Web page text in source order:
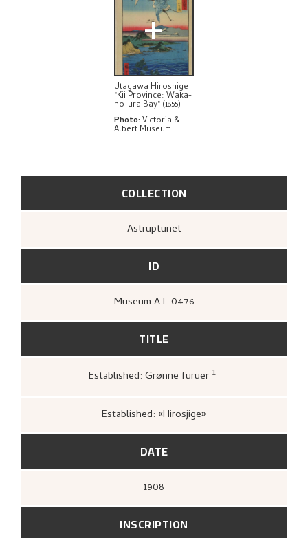
COLLECTION
Astruptunet
ID
Museum AT-0476
TITLE
Established: Grønne furuer 1
of Japanese woodcuts
44.
Established: «Hirosjige»
DATE
1908
INSCRIPTION
+
Utagawa Hiroshige
"Kii Province: Waka-
no-ura Bay" (1855)
Photo: Victoria &
Albert Museum